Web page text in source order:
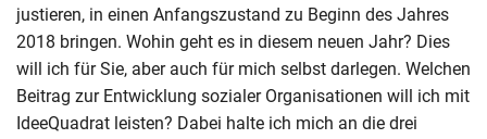
justieren, in einen Anfangszustand zu Beginn des Jahres
2018 bringen. Wohin geht es in diesem neuen Jahr? Dies
will ich für Sie, aber auch für mich selbst darlegen. Welchen
Beitrag zur Entwicklung sozialer Organisationen will ich mit
IdeeQuadrat leisten? Dabei halte ich mich an die drei